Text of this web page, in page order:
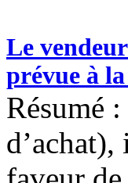
Le
prévue à
Résumé